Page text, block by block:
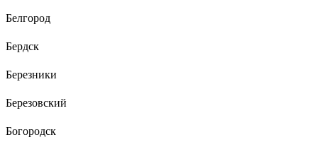
Белгород
Бердск
Березники
Березовский
Богородск